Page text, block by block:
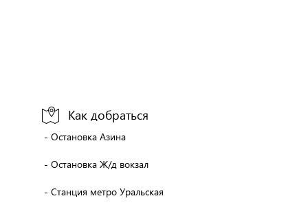
Как добраться
- Остановка Азина
- Остановка Ж/д вокзал
- Станция метро Уральская